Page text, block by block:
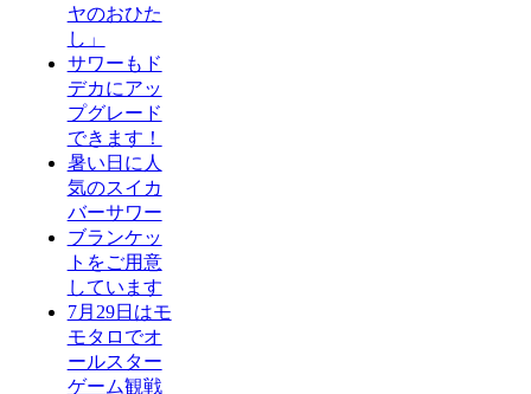
ヤのおひた
し」
サワーもド
デカにアッ
プグレード
できます！
暑い日に人
気のスイカ
バーサワー
ブランケッ
トをご用意
しています
7月29日はモ
モタロでオ
ールスター
ゲーム観戦